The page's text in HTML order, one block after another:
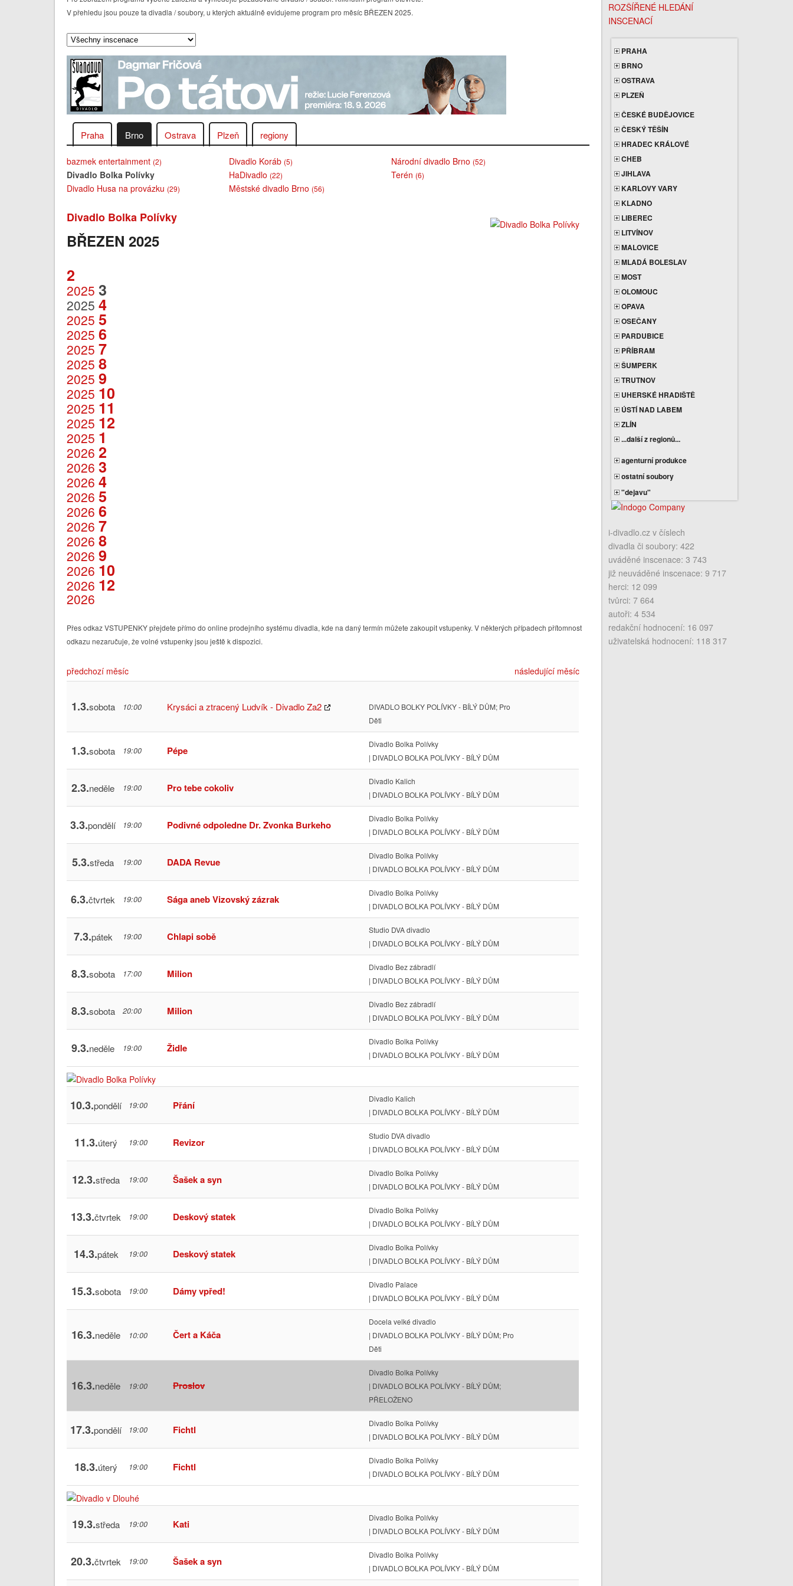
V přehledu jsou pouze ta divadla / soubory, u kterých aktuálně evidujeme program pro měsíc BŘEZEN 2025.
Praha Brno Ostrava Plzeň regiony
bazmek entertainment(2)
Divadlo Bolka Polívky
Divadlo Husa na provázku(29)
Divadlo Koráb(5)
HaDivadlo(22)
Městské divadlo Brno(56)
Národní divadlo Brno(52)
Terén(6)
Divadlo Bolka Polívky
BŘEZEN 2025
2
2025 3
2025 4
2025 5
2025 6
2025 7
2025 8
2025 9
2025 10
2025 11
2025 12
2025 1
2026 2
2026 3
2026 4
2026 5
2026 6
2026 7
2026 8
2026 9
2026 10
2026 12
2026
Přes odkaz VSTUPENKY přejdete přímo do online prodejního systému divadla, kde na daný termín můžete zakoupit vstupenky. V některých případech přítomnost
odkazu nezaručuje, že volné vstupenky jsou ještě k dispozici.
předchozí měsíc následující měsíc
1.3.sobota 10:00 Krysáci a ztracený Ludvík - Divadlo Za2
DIVADLO BOLKY POLÍVKY - BÍLÝ DŮM; Pro
Děti
1.3.sobota 19:00 Pépe
Divadlo Bolka Polívky
| DIVADLO BOLKA POLÍVKY - BÍLÝ DŮM
2.3.neděle 19:00 Pro tebe cokoliv
Divadlo Kalich
| DIVADLO BOLKA POLÍVKY - BÍLÝ DŮM
3.3.pondělí 19:00 Podivné odpoledne Dr. Zvonka Burkeho
Divadlo Bolka Polívky
| DIVADLO BOLKA POLÍVKY - BÍLÝ DŮM
5.3.středa 19:00 DADA Revue
Divadlo Bolka Polívky
| DIVADLO BOLKA POLÍVKY - BÍLÝ DŮM
6.3.čtvrtek 19:00 Sága aneb Vizovský zázrak
Divadlo Bolka Polívky
| DIVADLO BOLKA POLÍVKY - BÍLÝ DŮM
7.3.pátek 19:00 Chlapi sobě
Studio DVA divadlo
| DIVADLO BOLKA POLÍVKY - BÍLÝ DŮM
8.3.sobota 17:00 Milion
Divadlo Bez zábradlí
| DIVADLO BOLKA POLÍVKY - BÍLÝ DŮM
8.3.sobota 20:00 Milion
Divadlo Bez zábradlí
| DIVADLO BOLKA POLÍVKY - BÍLÝ DŮM
9.3.neděle 19:00 Židle
Divadlo Bolka Polívky
| DIVADLO BOLKA POLÍVKY - BÍLÝ DŮM
10.3.pondělí 19:00 Přání
Divadlo Kalich
| DIVADLO BOLKA POLÍVKY - BÍLÝ DŮM
11.3.úterý 19:00 Revizor
Studio DVA divadlo
| DIVADLO BOLKA POLÍVKY - BÍLÝ DŮM
12.3.středa 19:00 Šašek a syn
Divadlo Bolka Polívky
| DIVADLO BOLKA POLÍVKY - BÍLÝ DŮM
13.3.čtvrtek 19:00 Deskový statek
Divadlo Bolka Polívky
| DIVADLO BOLKA POLÍVKY - BÍLÝ DŮM
14.3.pátek 19:00 Deskový statek
Divadlo Bolka Polívky
| DIVADLO BOLKA POLÍVKY - BÍLÝ DŮM
15.3.sobota 19:00 Dámy vpřed!
Divadlo Palace
| DIVADLO BOLKA POLÍVKY - BÍLÝ DŮM
16.3.neděle 10:00 Čert a Káča
Docela velké divadlo
| DIVADLO BOLKA POLÍVKY - BÍLÝ DŮM; Pro
Děti
16.3.neděle 19:00 Proslov
Divadlo Bolka Polívky
| DIVADLO BOLKA POLÍVKY - BÍLÝ DŮM;
PŘELOŽENO
17.3.pondělí 19:00 Fichtl
Divadlo Bolka Polívky
| DIVADLO BOLKA POLÍVKY - BÍLÝ DŮM
18.3.úterý 19:00 Fichtl
Divadlo Bolka Polívky
| DIVADLO BOLKA POLÍVKY - BÍLÝ DŮM
19.3.středa 19:00 Kati
Divadlo Bolka Polívky
| DIVADLO BOLKA POLÍVKY - BÍLÝ DŮM
20.3.čtvrtek 19:00 Šašek a syn
Divadlo Bolka Polívky
| DIVADLO BOLKA POLÍVKY - BÍLÝ DŮM
ROZŠÍŘENÉ HLEDÁNÍ
INSCENACÍ
PRAHA
BRNO
OSTRAVA
PLZEŇ
ČESKÉ BUDĚJOVICE
ČESKÝ TĚŠÍN
HRADEC KRÁLOVÉ
CHEB
JIHLAVA
KARLOVY VARY
KLADNO
LIBEREC
LITVÍNOV
MALOVICE
MLADÁ BOLESLAV
MOST
OLOMOUC
OPAVA
OSEČANY
PARDUBICE
PŘÍBRAM
ŠUMPERK
TRUTNOV
UHERSKÉ HRADIŠTĚ
ÚSTÍ NAD LABEM
ZLÍN
...další z regionů...
agenturní produkce
ostatní soubory
"dejavu"
i-divadlo.cz v číslech
divadla či soubory: 422
uváděné inscenace: 3 743
již neuváděné inscenace: 9 717
herci: 12 099
tvůrci: 7 664
autoři: 4 534
redakční hodnocení: 16 097
uživatelská hodnocení: 118 317